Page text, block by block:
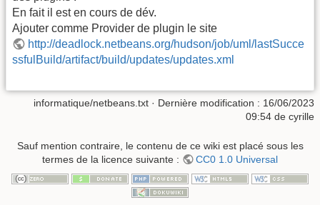
En fait il est en cours de dév.
Ajouter comme Provider de plugin le site
http://deadlock.netbeans.org/hudson/job/uml/lastSucce
ssfulBuild/artifact/build/updates/updates.xml
informatique/netbeans.txt · Dernière modification : 16/06/2023
09:54 de cyrille
Sauf mention contraire, le contenu de ce wiki est placé sous les
termes de la licence suivante :
CC0 1.0 Universal